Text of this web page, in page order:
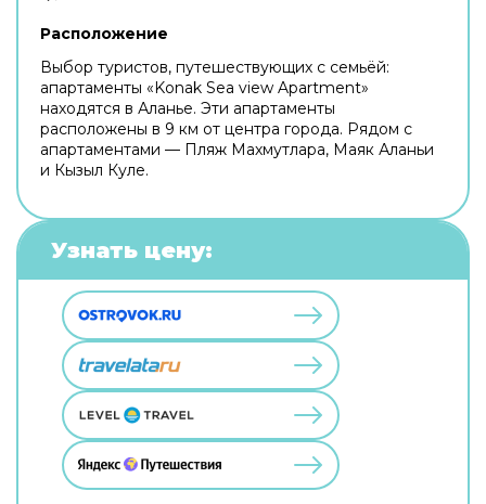
Расположение
Выбор туристов, путешествующих с семьёй:
апартаменты «Konak Sea view Apartment»
находятся в Аланье. Эти апартаменты
расположены в 9 км от центра города. Рядом с
апартаментами — Пляж Махмутлара, Маяк Аланьи
и Кызыл Куле.
Узнать цену: